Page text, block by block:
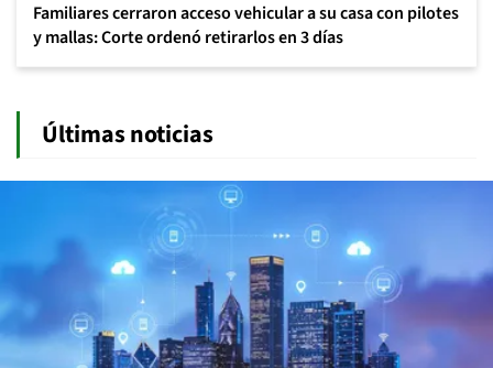
Familiares cerraron acceso vehicular a su casa con pilotes
y mallas: Corte ordenó retirarlos en 3 días
Últimas noticias